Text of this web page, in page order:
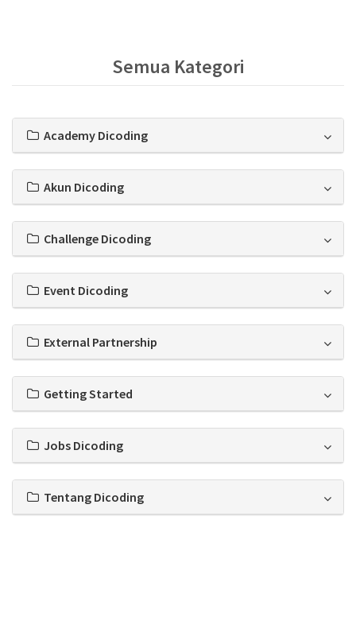
Semua Kategori
Academy Dicoding
Akun Dicoding
Challenge Dicoding
Event Dicoding
External Partnership
Getting Started
Jobs Dicoding
Tentang Dicoding